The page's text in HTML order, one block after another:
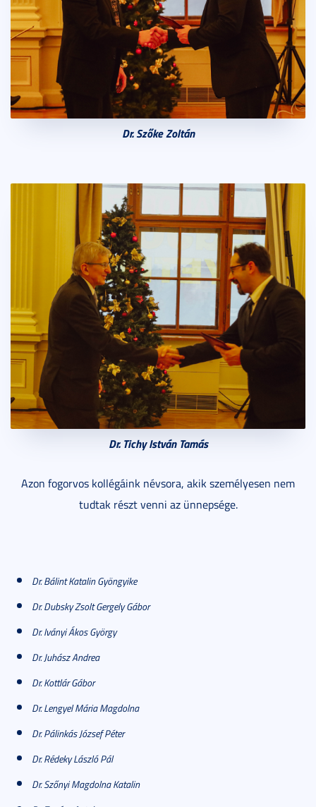
Dr. Szőke Zoltán
Dr. Tichy István Tamás
Azon fogorvos kollégáink névsora, akik személyesen nem
tudtak részt venni az ünnepsége.
Dr. Bálint Katalin Gyöngyike
Dr. Dubsky Zsolt Gergely Gábor
Dr. Iványi Ákos György
Dr. Juhász Andrea
Dr. Kottlár Gábor
Dr. Lengyel Mária Magdolna
Dr. Pálinkás József Péter
Dr. Rédeky László Pál
Dr. Szőnyi Magdolna Katalin